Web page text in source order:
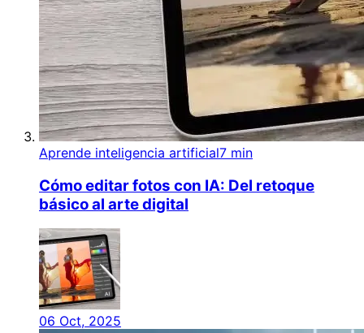
Aprende inteligencia artificial7 min
Cómo editar fotos con IA: Del retoque
básico al arte digital
06 Oct, 2025